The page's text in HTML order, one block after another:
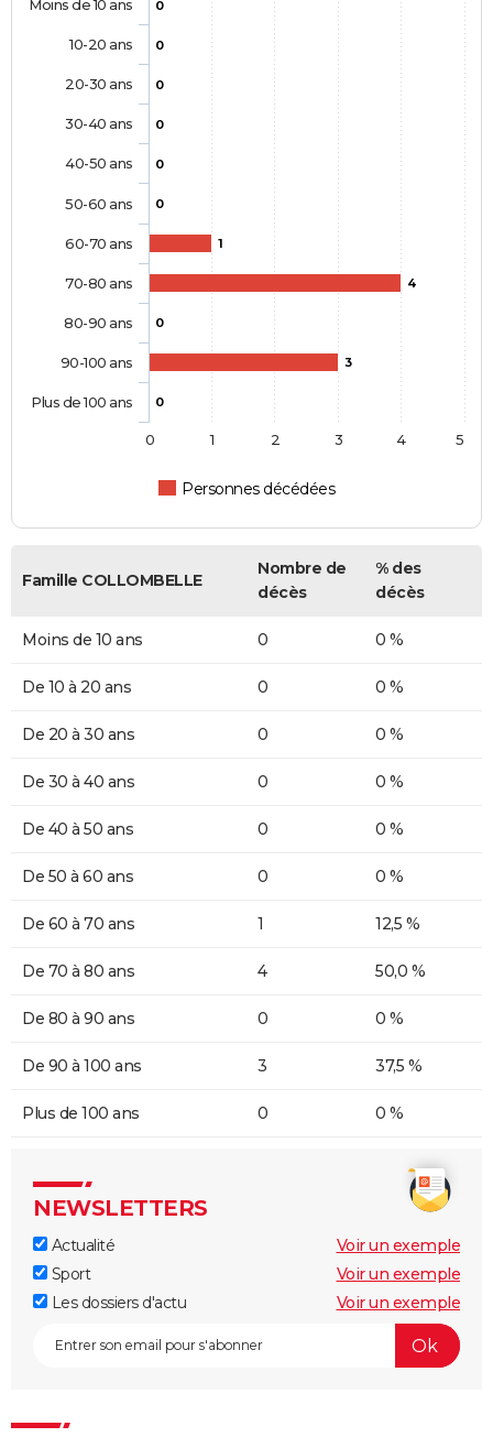
0
0
0
0
0
0
1
4
0
3
0
Personnes décédées
Moins de 10 ans
10-20 ans
20-30 ans
30-40 ans
40-50 ans
50-60 ans
60-70 ans
70-80 ans
80-90 ans
90-100 ans
Plus de 100 ans
0 1 2 3 4 5
Famille COLLOMBELLE
Nombre de
décès
% des
décès
Moins de 10 ans 0 0 %
De 10 à 20 ans 0 0 %
De 20 à 30 ans 0 0 %
De 30 à 40 ans 0 0 %
De 40 à 50 ans 0 0 %
De 50 à 60 ans 0 0 %
De 60 à 70 ans 1 12,5 %
De 70 à 80 ans 4 50,0 %
De 80 à 90 ans 0 0 %
De 90 à 100 ans 3 37,5 %
Plus de 100 ans 0 0 %
NEWSLETTERS
Actualité
Voir un exemple
Sport
Voir un exemple
Les dossiers d'actu
Voir un exemple